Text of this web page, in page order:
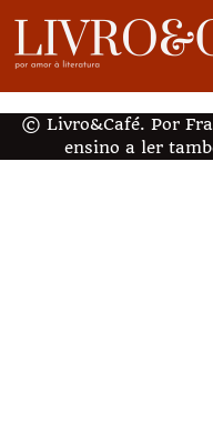
© Livro&Café. Por
ensino a ler